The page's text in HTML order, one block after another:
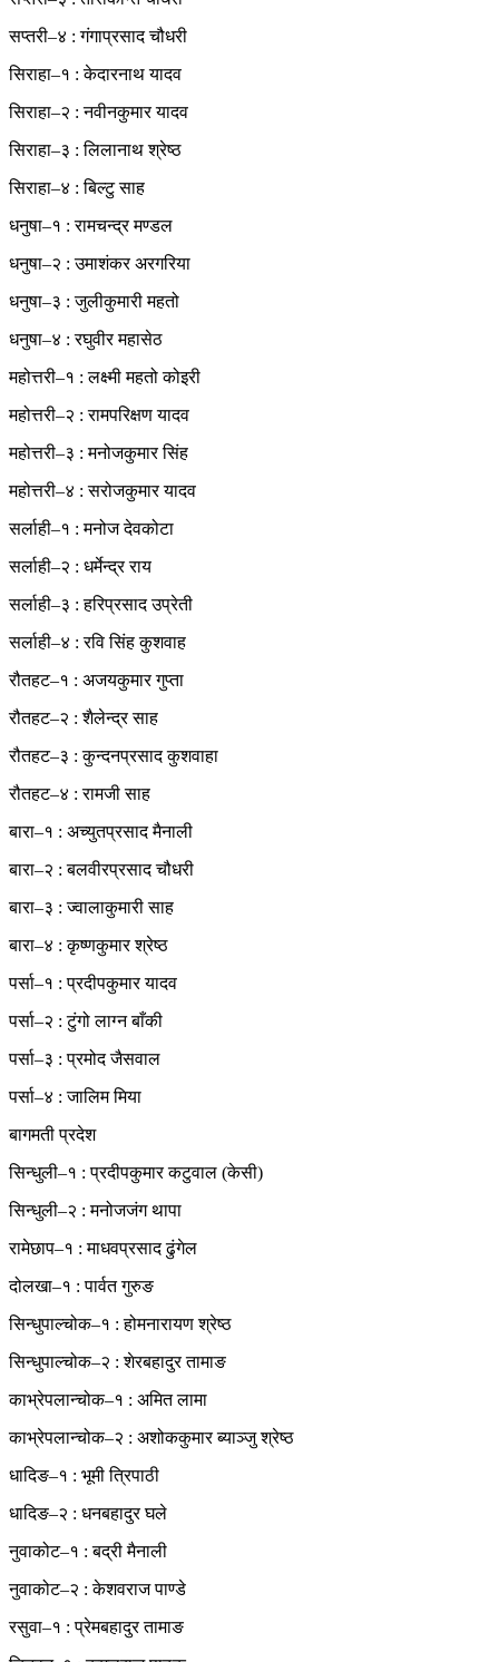
सप्तरी–४ : गंगाप्रसाद चौधरी
सिराहा–१ : केदारनाथ यादव
सिराहा–२ : नवीनकुमार यादव
सिराहा–३ : लिलानाथ श्रेष्ठ
सिराहा–४ : बिल्टु साह
धनुषा–१ : रामचन्द्र मण्डल
धनुषा–२ : उमाशंकर अरगरिया
धनुषा–३ : जुलीकुमारी महतो
धनुषा–४ : रघुवीर महासेठ
महोत्तरी–१ : लक्ष्मी महतो कोइरी
महोत्तरी–२ : रामपरिक्षण यादव
महोत्तरी–३ : मनोजकुमार सिंह
महोत्तरी–४ : सरोजकुमार यादव
सर्लाही–१ : मनोज देवकोटा
सर्लाही–२ : धर्मेन्द्र राय
सर्लाही–३ : हरिप्रसाद उप्रेती
सर्लाही–४ : रवि सिंह कुशवाह
रौतहट–१ : अजयकुमार गुप्ता
रौतहट–२ : शैलेन्द्र साह
रौतहट–३ : कुन्दनप्रसाद कुशवाहा
रौतहट–४ : रामजी साह
बारा–१ : अच्युतप्रसाद मैनाली
बारा–२ : बलवीरप्रसाद चौधरी
बारा–३ : ज्वालाकुमारी साह
बारा–४ : कृष्णकुमार श्रेष्ठ
पर्सा–१ : प्रदीपकुमार यादव
पर्सा–२ : टुंगो लाग्न बाँकी
पर्सा–३ : प्रमोद जैसवाल
पर्सा–४ : जालिम मिया
बागमती प्रदेश
सिन्धुली–१ : प्रदीपकुमार कटुवाल (केसी)
सिन्धुली–२ : मनोजजंग थापा
रामेछाप–१ : माधवप्रसाद ढुंगेल
दोलखा–१ : पार्वत गुरुङ
सिन्धुपाल्चोक–१ : होमनारायण श्रेष्ठ
सिन्धुपाल्चोक–२ : शेरबहादुर तामाङ
काभ्रेपलान्चोक–१ : अमित लामा
काभ्रेपलान्चोक–२ : अशोककुमार ब्याञ्जु श्रेष्ठ
धादिङ–१ : भूमी त्रिपाठी
धादिङ–२ : धनबहादुर घले
नुवाकोट–१ : बद्री मैनाली
नुवाकोट–२ : केशवराज पाण्डे
रसुवा–१ : प्रेमबहादुर तामाङ